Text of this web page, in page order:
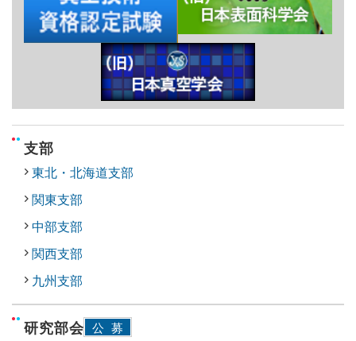
支部
東北・北海道支部
関東支部
中部支部
関西支部
九州支部
研究部会 公募